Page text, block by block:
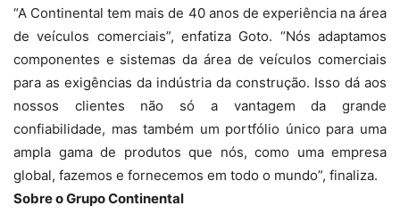
“A Continental tem mais de 40 anos de experiência na área
de veículos comerciais”, enfatiza Goto. “Nós adaptamos
componentes e sistemas da área de veículos comerciais
para as exigências da indústria da construção. Isso dá aos
nossos clientes não só a vantagem da grande
confiabilidade, mas também um portfólio único para uma
ampla gama de produtos que nós, como uma empresa
global, fazemos e fornecemos em todo o mundo”, finaliza.
Sobre o Grupo Continental